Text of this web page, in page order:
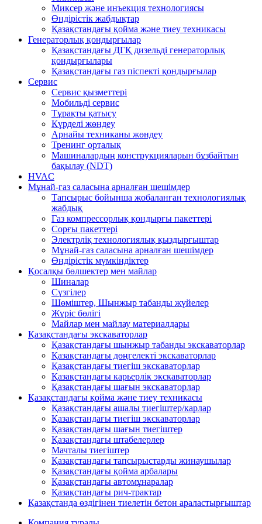
Миксер және инъекция технологиясы
Өндірістік жабдықтар
Қазақстандағы қойма және тиеу техникасы
Генераторлық қондырғылар
Қазақстандағы ДГҚ дизельді генераторлық
қондырғылары
Қазақстандағы газ піспекті қондырғылар
Сервис
Сервис қызметтері
Мобильді сервис
Тұрақты қатысу
Күрделі жөндеу
Арнайы техниканы жөндеу
Тренинг орталық
Машиналардың конструкцияларын бұзбайтын
бақылау (NDT)
HVAC
Мұнай-газ саласына арналған шешімдер
Тапсырыс бойынша жобаланған технологиялық
жабдық
Газ компрессорлық қондырғы пакеттері
Сорғы пакеттері
Электрліқ технологиялық қыздырғыштар
Мұнай-газ саласына арналған шешімдер
Өндірістік мүмкіндіктер
Қосалқы бөлшектер мен майлар
Шиналар
Сүзгілер
Шөміштер, Шынжыр табанды жүйелер
Жүріс бөлігі
Майлар мен майлау материалдары
Қазақстандағы экскаваторлар
Қазақстандағы шынжыр табанды экскаваторлар
Қазақстандағы дөңгелекті экскаваторлар
Қазақстандағы тиегіш экскаваторлар
Қазақстандағы карьерлік экскаваторлар
Қазақстандағы шағын экскаваторлар
Қазақстандағы қойма және тиеу техникасы
Қазақстандағы ашалы тиегіштер/карлар
Қазақстандағы тиегіш экскаваторлар
Қазақстандағы шағын тиегіштер
Қазақстандағы штабелерлер
Мачталы тиегіштер
Қазақстандағы тапсырыстарды жинаушылар
Қазақстандағы қойма арбалары
Қазақстандағы автомұнаралар
Қазақстандағы рич-трактар
Қазақстанда өздігінен тиелетін бетон араластырғыштар